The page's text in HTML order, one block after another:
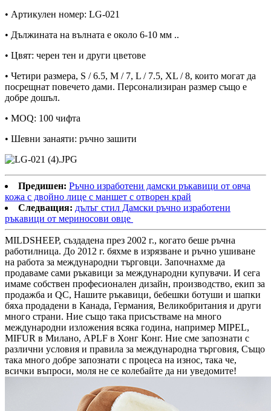
• Артикулен номер: LG-021
• Дължината на вълната е около 6-10 мм ..
• Цвят: черен тен и други цветове
• Четири размера, S / 6.5, M / 7, L / 7.5, XL / 8, които могат да
посрещнат повечето дами. Персонализиран размер също е
добре дошъл.
• MOQ: 100 чифта
• Шевни занаяти: ръчно зашити
Предишен: Ръчно изработени дамски ръкавици от овча
кожа с двойно лице с маншет с отворен край
Следващия: дълъг стил Дамски ръчно изработени
ръкавици от мериносови овце
MILDSHEEP, създадена през 2002 г., когато беше ръчна
работилница. До 2012 г. бяхме в изрязване и ръчно ушиване
на работа за международни търговци. Започнахме да
продаваме сами ръкавици за международни купувачи. И сега
имаме собствен професионален дизайн, производство, екип за
продажба и QC, Нашите ръкавици, бебешки ботуши и шапки
бяха продадени в Канада, Германия, Великобритания и други
много страни. Ние също така присъстваме на много
международни изложения всяка година, например MIPEL,
MIFUR в Милано, APLF в Хонг Конг. Ние сме запознати с
различни условия и правила за международна търговия, Също
така много добре запознати с процеса на износ, така че,
всички въпроси, моля не се колебайте да ни уведомите!